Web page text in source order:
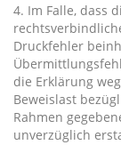
4. Im Falle, dass
Druckfehler
die Erklärung
Beweislast
Rahmen
unverzüglich